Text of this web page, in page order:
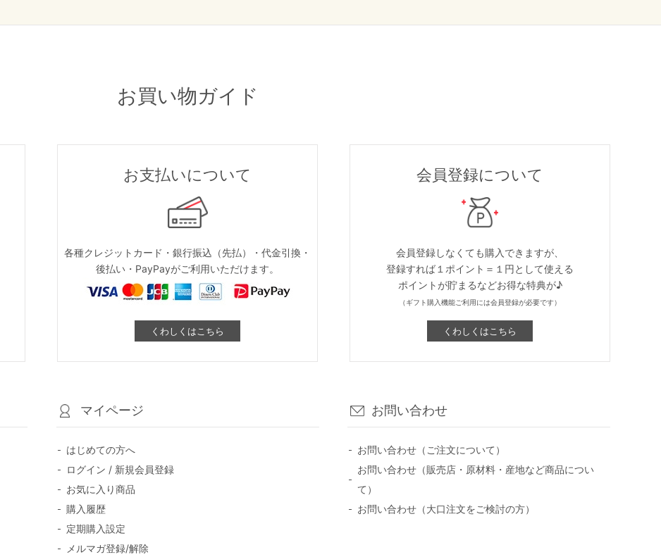
お買い物ガイド
お支払いについて
各種クレジットカード・銀行振込（先払）・代金引換・
後払い・PayPayがご利用いただけます。
くわしくはこちら
会員登録について
会員登録しなくても購入できますが、
登録すれば１ポイント＝１円として使える
ポイントが貯まるなどお得な特典が♪
（ギフト購入機能ご利用には会員登録が必要です）
くわしくはこちら
マイページ
はじめての方へ
ログイン / 新規会員登録
お気に入り商品
購入履歴
定期購入設定
メルマガ登録/解除
お問い合わせ
お問い合わせ（ご注文について）
お問い合わせ（販売店・原材料・産地など商品につい
て）
お問い合わせ（大口注文をご検討の方）